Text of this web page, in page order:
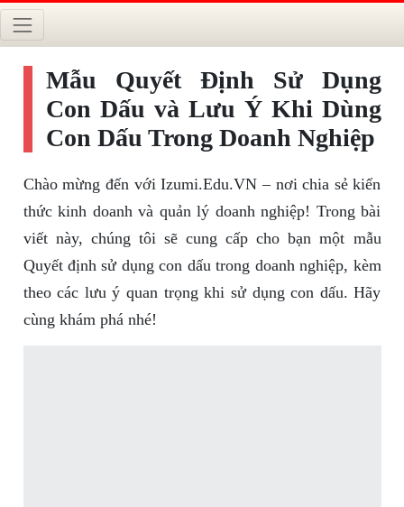
Mẫu Quyết Định Sử Dụng
Con Dấu và Lưu Ý Khi Dùng
Con Dấu Trong Doanh Nghiệp
Chào mừng đến với Izumi.Edu.VN – nơi chia sẻ kiến
thức kinh doanh và quản lý doanh nghiệp! Trong bài
viết này, chúng tôi sẽ cung cấp cho bạn một mẫu
Quyết định sử dụng con dấu trong doanh nghiệp, kèm
theo các lưu ý quan trọng khi sử dụng con dấu. Hãy
cùng khám phá nhé!